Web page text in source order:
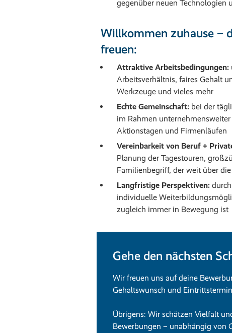
gegenüber neuen Technologien
Willkommen zuhause –
freuen:
Attraktive Arbeitsbedingungen:
Arbeitsverhältnis, faires Gehalt
Werkzeuge und vieles mehr
Echte Gemeinschaft: bei der
im Rahmen
Aktionstagen und Firmenläufen
Vereinbarkeit von Beruf +
Planung der Tagestouren,
Familienbegriff, der weit über
Langfristige Perspektiven:
individuelle
zugleich immer in Bewegung ist
Gehe den nächsten
Wir freuen uns auf deine
Gehaltswunsch und
Übrigens: Wir schätzen Vielfalt
Bewerbungen – unabhängig von